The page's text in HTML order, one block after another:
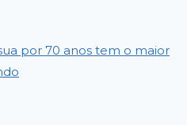
por 70 anos tem o maior